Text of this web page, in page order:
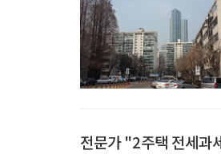
전문가 "2주택 전세과